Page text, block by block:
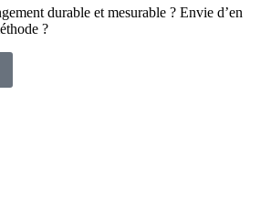
durable et mesurable ? Envie d’en
?